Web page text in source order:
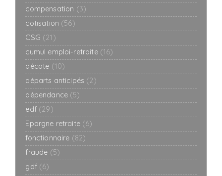
compensation (3)
cotisation (56)
CSG (21)
cumul emploi-retraite (16)
décote (10)
départs anticipés (2)
dépendance (5)
edf (29)
Epargne retraite (6)
fonctionnaire (82)
fraude (5)
gdf (6)